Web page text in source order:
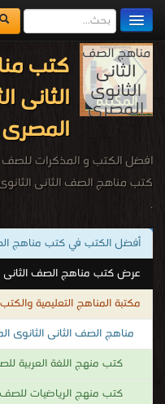
مكتبة الكتب
المكتبات
يُقرأ حالياً
اضف كتاب
كتب
الثانى
افضل الكتب و المذكرات للصف
كتب مناهج الصف الثانى
.
أفضل الكتب في كتب مناهج
عرض كتب مناهج الصف الثانى
مكتبة المناهج التعليمية
مناهج الصف الثانى الثانوى
كتب منهج اللغة العربية
كتب منهج الرياضيات للصف